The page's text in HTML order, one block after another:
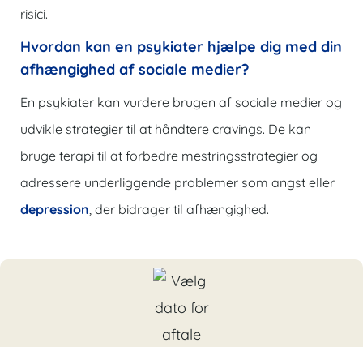
risici.
Hvordan kan en psykiater hjælpe dig med din
afhængighed af sociale medier?
En psykiater kan vurdere brugen af ​​sociale medier og
udvikle strategier til at håndtere cravings. De kan
bruge terapi til at forbedre mestringsstrategier og
adressere underliggende problemer som angst eller
depression, der bidrager til afhængighed.